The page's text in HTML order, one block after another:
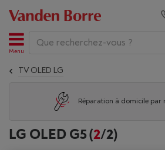
Menu
TV OLED LG
Réparation à domicile par
LG OLED G5(2/2)